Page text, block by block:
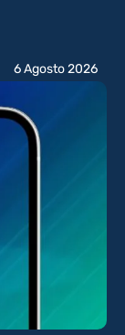
6 Agosto 2026